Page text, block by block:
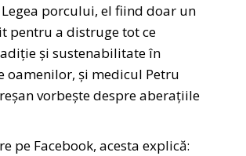
porcului, el fiind doar un
pentru a distruge tot ce
şi sustenabilitate în
oamenilor, și medicul Petru
vorbește despre aberațiile
pe Facebook, acesta explică: